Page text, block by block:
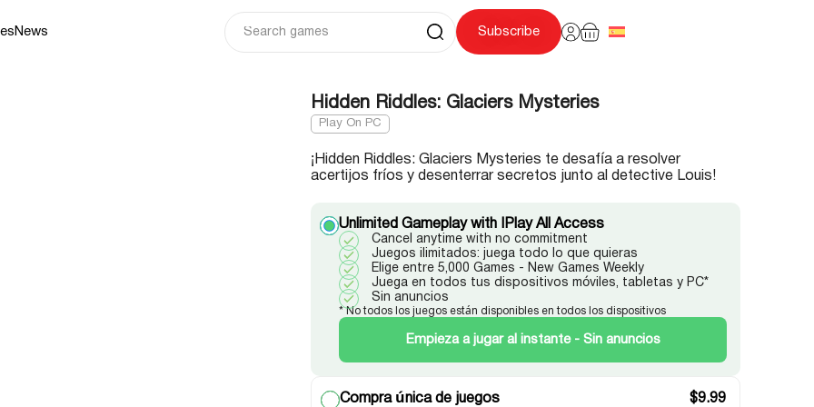
News Subscribe
Hidden Riddles: Glaciers Mysteries
Play On PC
Unlimited Gameplay with IPlay All Access
Cancel anytime with no commitment
Juegos ilimitados: juega todo lo que quieras
Elige entre 5,000 Games - New Games Weekly
Juega en todos tus dispositivos móviles, tabletas y PC*
Sin anuncios
* No todos los juegos están disponibles en todos los dispositivos
Empieza a jugar al instante - Sin anuncios
Compra única de juegos $9.99
¡Hidden Riddles: Glaciers Mysteries te desafía a resolver
acertijos fríos y desenterrar secretos junto al detective Louis!